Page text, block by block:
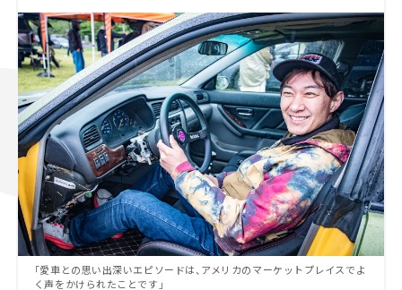
「愛車との思い出深いエピソードは、アメリカのマーケットプレイスでよ
く声をかけられたことです」